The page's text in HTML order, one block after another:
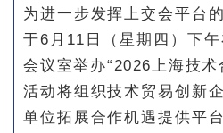
为进一步发挥上交会平台
于6月11日（星期四）下
会议室举办“2026上海技
活动将组织技术贸易创新
单位拓展合作机遇提供平